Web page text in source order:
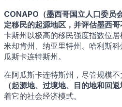
CONAPO（墨西哥国立人口委员会
定移民的起源地区，并评估墨西
卡斯州以极高的移民强度指数位居
米却肯州、纳亚里特州、哈利斯
瓜斯卡连特斯州。
在阿瓜斯卡连特斯州，尽管规模不
（起源地、过境地、目的地和回返
着它的社会经济模式。